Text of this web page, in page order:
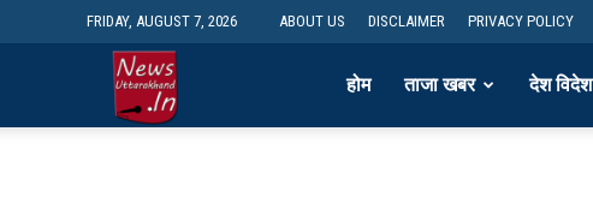
FRIDAY, AUGUST 7, 2026 ABOUT US DISCLAIMER PRIVACY POLICY
होम ताजा खबर देश विदेश